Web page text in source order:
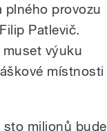
plného provozu
Patlevič.
výuku
místnosti
milionů bude